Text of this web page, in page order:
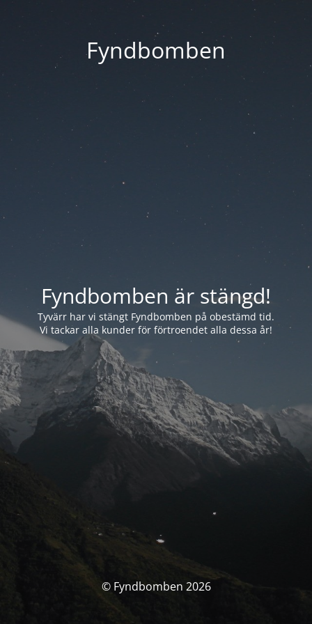
Fyndbomben
Fyndbomben är stängd!
Tyvärr har vi stängt Fyndbomben på obestämd tid.
Vi tackar alla kunder för förtroendet alla dessa år!
© Fyndbomben 2026